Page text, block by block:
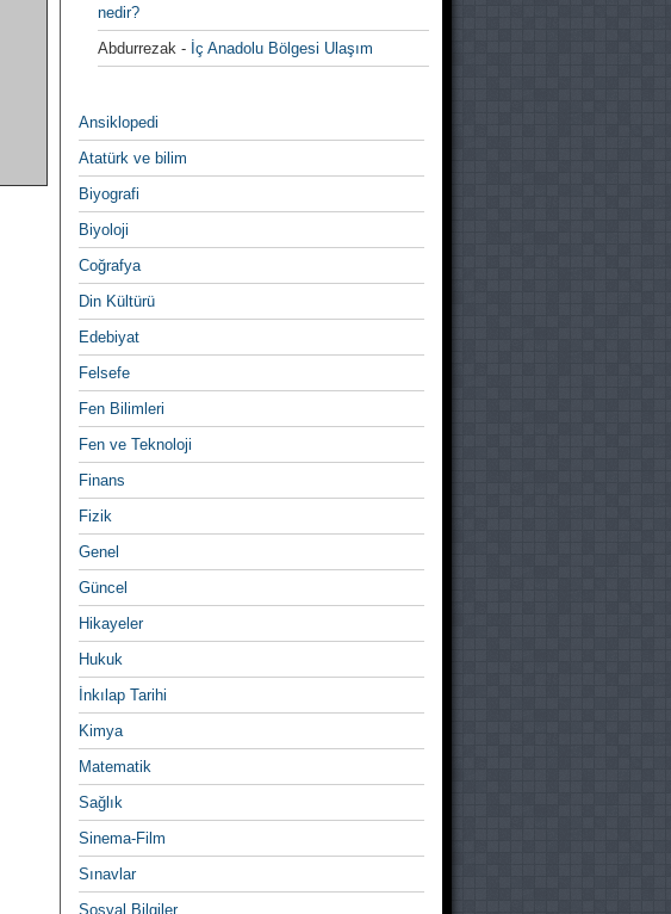
nedir?
Abdurrezak - İç Anadolu Bölgesi Ulaşım
Ansiklopedi
Atatürk ve bilim
Biyografi
Biyoloji
Coğrafya
Din Kültürü
Edebiyat
Felsefe
Fen Bilimleri
Fen ve Teknoloji
Finans
Fizik
Genel
Güncel
Hikayeler
Hukuk
İnkılap Tarihi
Kimya
Matematik
Sağlık
Sinema-Film
Sınavlar
Sosyal Bilgiler